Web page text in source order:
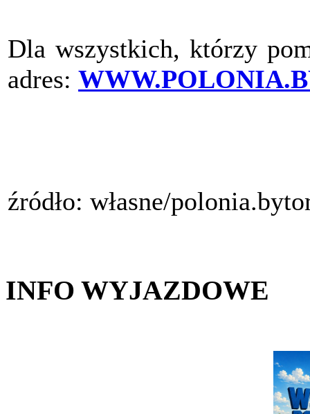
Dla wszystkich, którzy
adres:
źródło: własne/
INFO WYJAZDOWE